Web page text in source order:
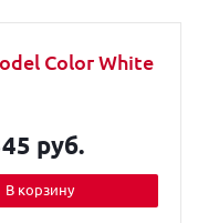
Color White
руб.
В корзину